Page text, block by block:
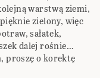
warstwą ziemi,
zielony, więc
sałatek,
dalej rośnie…
proszę o korektę